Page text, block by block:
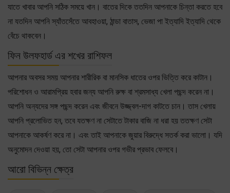
যাতে খাবার আপনি সঠিক সময়ে খান। বাতের দিকে ততদিন আপনাকে চিন্তা করতে হবে
না যতদিন আপনি স্যাঁতসেঁতে আবহাওয়া, ঠান্ডা বাতাস, ভেজা পা ইত্যাদি ইত্যাদি থেকে
বেঁচে থাকবেন।
ফিন উলফহার্ড এর শখের রাশিফল
আপনার অবসর সময় আপনার শারীরিক বা মানসিক ধাতের ওপর ভিত্তি করে কাটান।
পরিশোধন ও আরামপ্রিয় হবার জন্য আপনি রুক্ষ বা শ্রমসাধ্য খেলা পছন্দ করেন না।
আপনি অন্যদের সঙ্গ পছন্দ করেন এবং জীবনে উজ্জ্বল-দাগ কাটতে চান। তাস খেলায়
আপনি প্রলোভিত হন, তবে যতক্ষণ না সেটাতে টাকার বাজি না ধরা হয় ততক্ষণ সেটা
আপনাকে আকর্ষণ করে না। এবং তাই আপনাকে জুয়ার বিরুদ্ধে সতর্ক করা ভালো। যদি
অনুমোদন দেওয়া হয়, তো সেটা আপনার ওপর গভীর প্রভাব ফেলবে।
আরো বিভিন্ন ক্ষেত্র